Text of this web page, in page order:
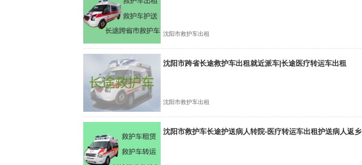
沈阳市救护车出租
沈阳市跨省长途救护车出租就近派车|长途医疗转运车出租
沈阳市救护车出租
沈阳市救护车长途护送病人转院-医疗转运车出租护送病人返乡